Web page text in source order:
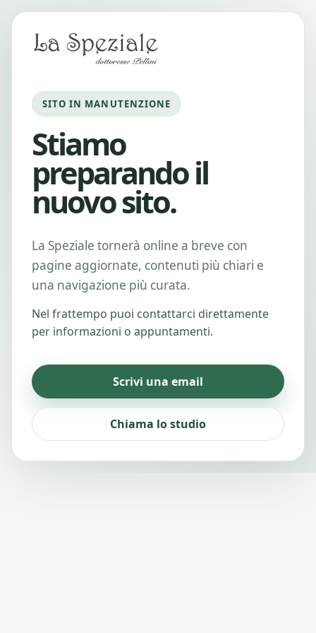
SITO IN MANUTENZIONE
Stiamo
preparando il
nuovo sito.
La Speziale tornerà online a breve con
pagine aggiornate, contenuti più chiari e
una navigazione più curata.
Nel frattempo puoi contattarci direttamente
per informazioni o appuntamenti.
Scrivi una email
Chiama lo studio